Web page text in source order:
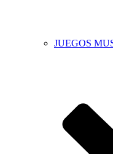
JUEGOS